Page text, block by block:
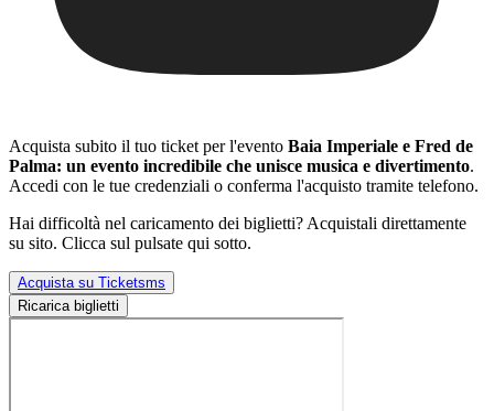
Acquista subito il tuo ticket per l'evento Baia Imperiale e Fred de
Palma: un evento incredibile che unisce musica e divertimento.
Accedi con le tue credenziali o conferma l'acquisto tramite telefono.
Hai difficoltà nel caricamento dei biglietti? Acquistali direttamente
su sito. Clicca sul pulsate qui sotto.
Acquista su Ticketsms
Ricarica biglietti